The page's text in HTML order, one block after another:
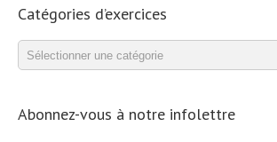
Catégories d’exercices
Catégories
d’exercices
Abonnez-vous à notre infolettre